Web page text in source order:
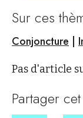
Sur ces
Conjoncture |
Pas d'article
Partager